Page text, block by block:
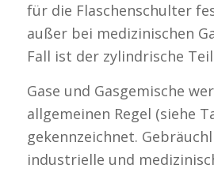
für die Flaschenschulter
außer bei medizinischen
Fall ist der zylindrische
Gase und Gasgemische
allgemeinen Regel (siehe
gekennzeichnet.
industrielle und